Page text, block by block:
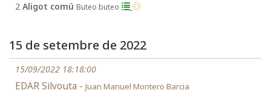
2 Aligot comú Buteo buteo
15 de setembre de 2022
15/09/2022 18:18:00
EDAR Silvouta - Juan Manuel Montero Barcia